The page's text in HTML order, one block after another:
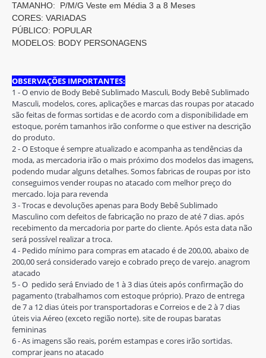
TAMANHO: P/M/G Veste em Média 3 a 8 Meses
CORES: VARIADAS
PÚBLICO: POPULAR
MODELOS: BODY PERSONAGENS
OBSERVAÇÕES IMPORTANTES:
1 - O envio de Body Bebê Sublimado Masculi, Body Bebê Sublimado
Masculi, modelos, cores, aplicações e marcas das roupas por atacado
são feitas de formas sortidas e de acordo com a disponibilidade em
estoque, porém tamanhos irão conforme o que estiver na descrição
do produto.
2 - O Estoque é sempre atualizado e acompanha as tendências da
moda, as mercadoria irão o mais próximo dos modelos das imagens,
podendo mudar alguns detalhes. Somos fabricas de roupas por isto
conseguimos vender roupas no atacado com melhor preço do
mercado. loja para revenda
3 - Trocas e devoluções apenas para Body Bebê Sublimado
Masculino com defeitos de fabricação no prazo de até 7 dias. após
recebimento da mercadoria por parte do cliente. Após esta data não
será possível realizar a troca.
4 - Pedido mínimo para compras em atacado é de 200,00, abaixo de
200,00 será considerado varejo e cobrado preço de varejo. anagrom
atacado
5 - O pedido será Enviado de 1 à 3 dias úteis após confirmação do
pagamento (trabalhamos com estoque próprio). Prazo de entrega
de 7 a 12 dias úteis por transportadoras e Correios e de 2 à 7 dias
úteis via Aéreo (exceto região norte). site de roupas baratas
femininas
6 - As imagens são reais, porém estampas e cores irão sortidas.
comprar jeans no atacado